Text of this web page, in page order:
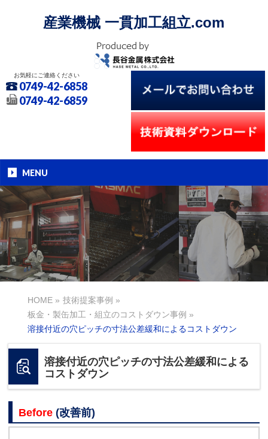
産業機械 一貫加工組立.com
お気軽にご連絡ください
0749-42-6858
0749-42-6859
MENU
HOME » 技術提案事例 »
板金・製缶加工・組立のコストダウン事例 »
溶接付近の穴ピッチの寸法公差緩和によるコストダウン
溶接付近の穴ピッチの寸法公差緩和による
コストダウン
Before (改善前)